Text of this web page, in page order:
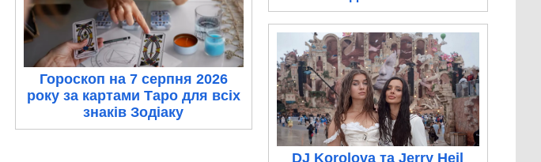
Гороскоп на 7 серпня 2026
року за картами Таро для всіх
знаків Зодіаку
DJ Korolova та Jerry Heil